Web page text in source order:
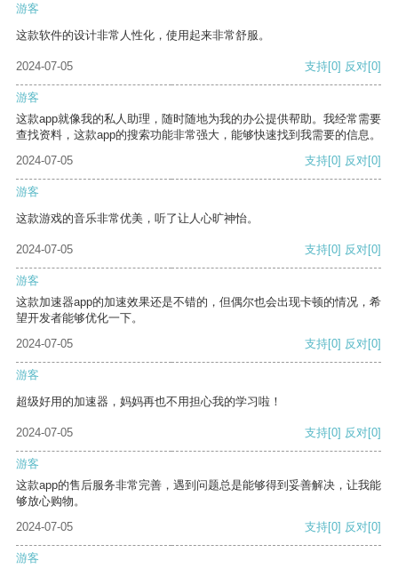
游客
这款软件的设计非常人性化，使用起来非常舒服。
2024-07-05 支持[0] 反对[0]
游客
这款app就像我的私人助理，随时随地为我的办公提供帮助。我经常需要
查找资料，这款app的搜索功能非常强大，能够快速找到我需要的信息。
2024-07-05
支持[0] 反对[0]
游客
这款游戏的音乐非常优美，听了让人心旷神怡。
2024-07-05 支持[0] 反对[0]
游客
这款加速器app的加速效果还是不错的，但偶尔也会出现卡顿的情况，希
望开发者能够优化一下。
2024-07-05
支持[0] 反对[0]
游客
超级好用的加速器，妈妈再也不用担心我的学习啦！
2024-07-05 支持[0] 反对[0]
游客
这款app的售后服务非常完善，遇到问题总是能够得到妥善解决，让我能
够放心购物。
2024-07-05
支持[0] 反对[0]
游客